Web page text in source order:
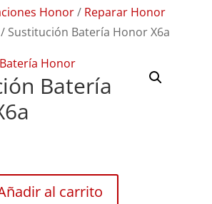
Honor/ Reparar Honor
/ Sustitución Batería Honor X6a
Batería
al carrito